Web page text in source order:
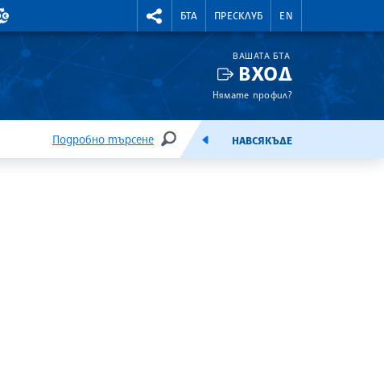
ВАЛУТНИ КУРСОВЕ RIGHTMENU.SOCIAL
БТА ПРЕСКЛУБ EN
ВАШАТА БТА
ВХОД
Нямате профил?
Подробно търсене
ТЪРСЕНЕЕМИСИЯНАВСЯКЪДЕ